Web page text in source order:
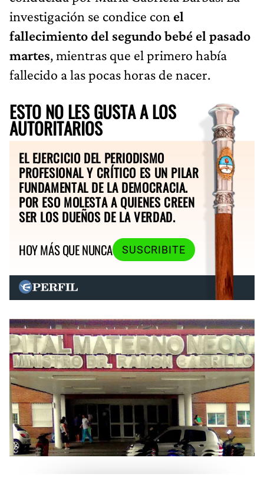
investigación se condice con el
fallecimiento del segundo bebé el pasado
martes, mientras que el primero había
fallecido a las pocas horas de nacer.
ESTO NO LES GUSTA A LOS
AUTORITARIOS
EL EJERCICIO DEL PERIODISMO
PROFESIONAL Y CRÍTICO ES UN PILAR
FUNDAMENTAL DE LA DEMOCRACIA.
POR ESO MOLESTA A QUIENES CREEN
SER LOS DUEÑOS DE LA VERDAD.
HOY MÁS QUE NUNCA
SUSCRIBITE